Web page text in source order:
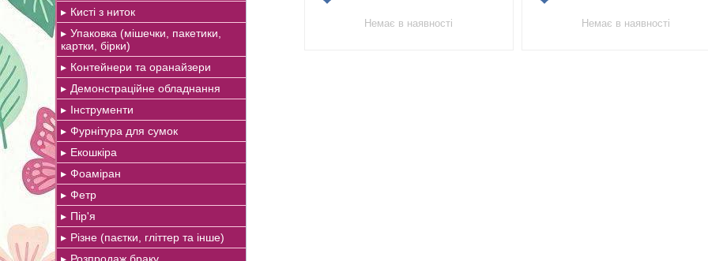
Кисті з ниток
Упаковка (мішечки, пакетики,
картки, бірки)
Контейнери та оранайзери
Демонстраційне обладнання
Інструменти
Фурнітура для сумок
Екошкіра
Фоаміран
Фетр
Пір'я
Різне (паєтки, гліттер та інше)
Немає в наявності Немає в наявності